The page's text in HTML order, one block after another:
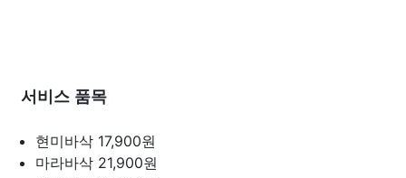
서비스 품목
현미바삭 17,900원
마라바삭 21,900원